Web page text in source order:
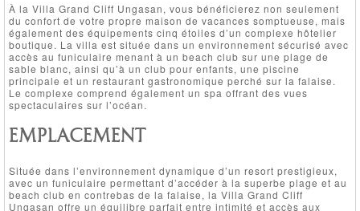
À la Villa Grand Cliff Ungasan, vous bénéficierez non seulement
du confort de votre propre maison de vacances somptueuse, mais
également des équipements cinq étoiles d’un complexe hôtelier
boutique. La villa est située dans un environnement sécurisé avec
accès au funiculaire menant à un beach club sur une plage de
sable blanc, ainsi qu’à un club pour enfants, une piscine
principale et un restaurant gastronomique perché sur la falaise.
Le complexe comprend également un spa offrant des vues
spectaculaires sur l’océan.
EMPLACEMENT
Située dans l’environnement dynamique d’un resort prestigieux,
avec un funiculaire permettant d’accéder à la superbe plage et au
beach club en contrebas de la falaise, la Villa Grand Cliff
Ungasan offre un équilibre parfait entre intimité et accès aux